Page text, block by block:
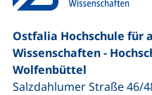
Ostfalia Hochschule für
Wissenschaften -
Wolfenbüttel
Salzdahlumer Straße 46/